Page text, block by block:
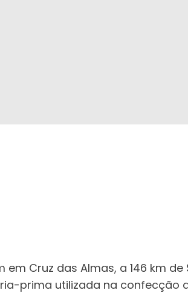
Cruz das Almas, a 146 km
prima utilizada na confecção